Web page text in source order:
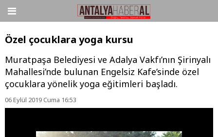
Özel çocuklara yoga kursu
Muratpaşa Belediyesi ve Adalya Vakfı’nın Şirinyalı
Mahallesi’nde bulunan Engelsiz Kafe’sinde özel
çocuklara yönelik yoga eğitimleri başladı.
06 Eylül 2019 Cuma 16:53